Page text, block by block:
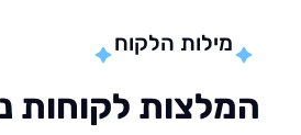
מילות הלקוח
לקוחות